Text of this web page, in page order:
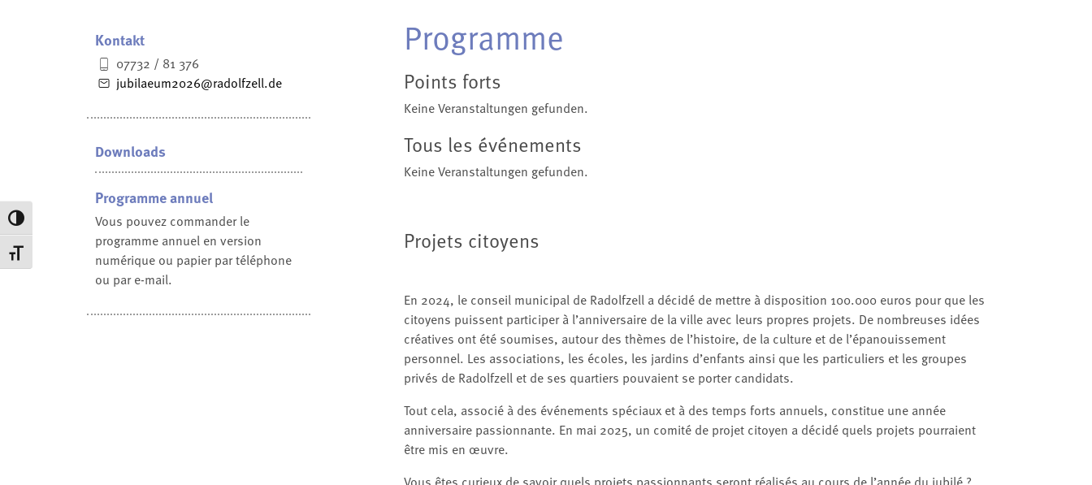
Passer en contraste élevé
Changer la taille de la police
Programme
Points forts
Keine Veranstaltungen gefunden.
Tous les événements
Keine Veranstaltungen gefunden.
Projets citoyens
En 2024, le conseil municipal de Radolfzell a décidé de mettre à disposition 100.000 euros pour que les
citoyens puissent participer à l’anniversaire de la ville avec leurs propres projets. De nombreuses idées
créatives ont été soumises, autour des thèmes de l’histoire, de la culture et de l’épanouissement
personnel. Les associations, les écoles, les jardins d’enfants ainsi que les particuliers et les groupes
privés de Radolfzell et de ses quartiers pouvaient se porter candidats.
Tout cela, associé à des événements spéciaux et à des temps forts annuels, constitue une année
anniversaire passionnante. En mai 2025, un comité de projet citoyen a décidé quels projets pourraient
être mis en œuvre.
Kontakt
07732 / 81 376
jubilaeum2026@radolfzell.de
Downloads
Programme annuel
Vous pouvez commander le
programme annuel en version
numérique ou papier par téléphone
ou par e-mail.